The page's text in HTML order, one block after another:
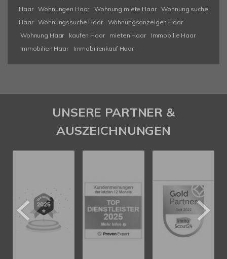
Haar
Wohnungen Haar Wohnung miete Haar
Wohnung suche
Haar
Wohnungssuche Haar
Wohnungsanzeigen Haar
Wohnung Haar
kaufen Haar mieten Haar
Immobilie Haar
Immobilien Haar
Immobilienkauf Haar
UNSERE PARTNER &
AUSZEICHNUNGEN